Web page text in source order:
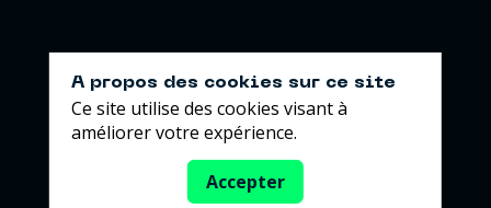
A propos des cookies sur ce site
Ce site utilise des cookies visant à
améliorer votre expérience.
Accepter